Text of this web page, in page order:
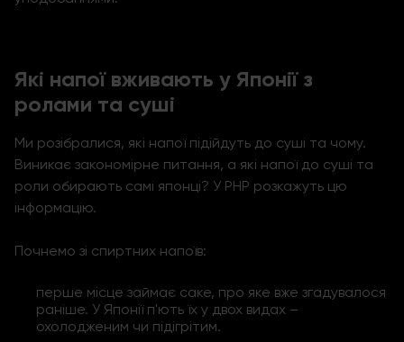
Які напої вживають у Японії з
ролами та суші
Ми розібралися, які напої підійдуть до суші та чому.
Виникає закономірне питання, а які напої до суші та
роли обирають самі японці? У РНР розкажуть цю
інформацію.
Почнемо зі спиртних напоїв:
перше місце займає саке, про яке вже згадувалося
раніше. У Японії п'ють їх у двох видах –
охолодженим чи підігрітим.